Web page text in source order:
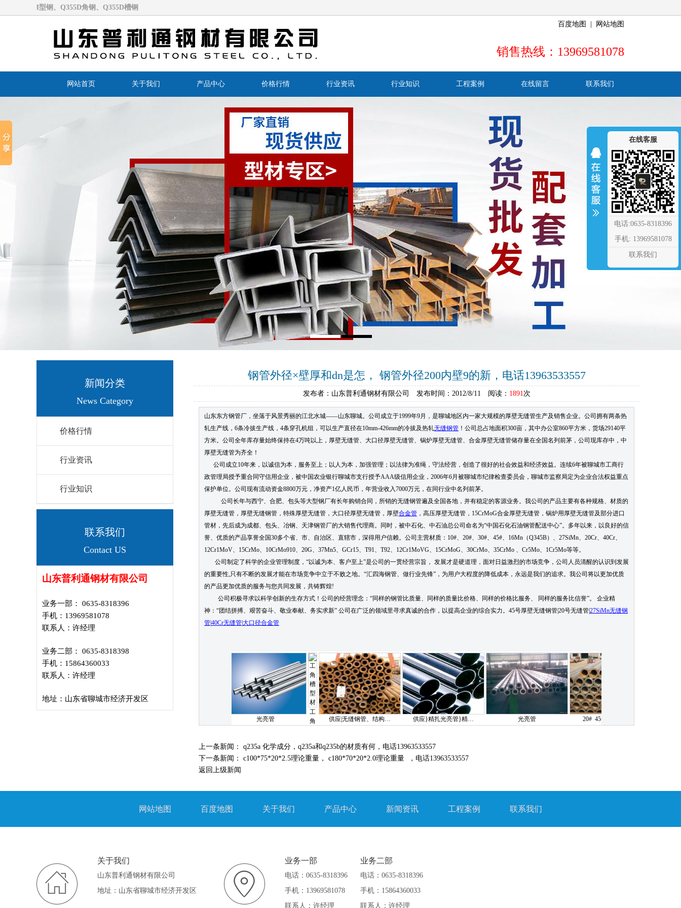
型钢、Q355D角钢、Q355D槽钢
百度地图 网站地图
销售热线：13969581078
网站首页 关于我们 产品中心 价格行情 行业资讯 行业知识 工程案例 在线留言 联系我们
新闻分类
News Category
价格行情
行业资讯
行业知识
联系我们
Contact US
山东普利通钢材有限公司
业务一部： 0635-8318396
手机：13969581078
联系人：许经理
业务二部： 0635-8318398
手机：15864360033
联系人：许经理
地址：山东省聊城市经济开发区
钢管外径×壁厚和dn是怎， 钢管外径200内壁9的新，电话13963533557
发布者：山东普利通钢材有限公司 发布时间：2012/8/11 阅读： 1891次
山东东方钢管厂，坐落于风景秀丽的江北水城——山东聊城。公司成立于1999年9月，是聊城地区内一家大规模的厚壁无缝管生产及销售企业。公司拥有两条热
轧生产线，6条冷拔生产线，4条穿孔机组，可以生产直径在10mm-426mm的冷拔及热轧无缝钢管 ！公司总占地面积300亩，其中办公室860平方米，货场29140平
方米。公司全年库存量始终保持在4万吨以上，厚壁无缝管、大口径厚壁无缝管、锅炉厚壁无缝管、合金厚壁无缝管储存量在全国名列前茅，公司现库存中，中
厚壁无缝管为齐全！
公司成立10年来，以诚信为本，服务至上；以人为本，加强管理；以法律为准绳，守法经营，创造了很好的社会效益和经济效益。连续6年被聊城市工商行
政管理局授予重合同守信用企业，被中国农业银行聊城市支行授予AAA级信用企业，2006年6月被聊城市纪律检查委员会，聊城市监察局定为企业合法权益重点
保护单位。公司现有流动资金8800万元，净资产1亿人民币，年营业收入7000万元，在同行业中名列前茅。
公司长年与西宁、合肥、包头等大型钢厂有长年购销合同，所销的无缝钢管遍及全国各地，并有稳定的客源业务。我公司的产品主要有各种规格、材质的
厚壁无缝管，厚壁无缝钢管，特殊厚壁无缝管，大口径厚壁无缝管，厚壁合金管 ，高压厚壁无缝管，15CrMoG合金厚壁无缝管，锅炉用厚壁无缝管及部分进口
管材，先后成为成都、包头、冶钢、天津钢管厂的大销售代理商。同时，被中石化、中石油总公司命名为“中国石化石油钢管配送中心”。多年以来，以良好的信
誉、优质的产品享誉全国30多个省、市、自治区、直辖市，深得用户信赖。公司主营材质：10#、20#、30#、45#、16Mn（Q345B）、27SiMn、20Cr、40Cr、
12Cr1MoV、15CrMo、10CrMo910、20G、37Mn5、GCr15、T91、T92、12Cr1MoVG、15CrMoG、30CrMo、35CrMo 、Cr5Mo、1Cr5Mo等等。
公司制定了科学的企业管理制度，“以诚为本、客户至上”是公司的一贯经营宗旨， 发展才是硬道理，面对日益激烈的市场竞争，公司人员清醒的认识到发展
的重要性,只有不断的发展才能在市场竞争中立于不败之地。“汇四海钢管、做行业先锋”，为用户大程度的降低成本，永远是我们的追求。我公司将以更加优质
的产品更加优质的服务与您共同发展，共铸辉煌!
公司积极寻求以科学创新的生存方式！公司的经营理念：“同样的钢管比质量、同样的质量比价格、同样的价格比服务、 同样的服务比信誉”。 企业精
神：“团结拼搏、艰苦奋斗、敬业奉献、务实求新” 公司在广泛的领域里寻求真诚的合作，以提高企业的综合实力。45号厚壁无缝钢管|20号无缝管|27SiMn无缝钢
管40Cr无缝管大口径合金管
管
材
供应|无缝钢管、结构… 供应}精扎光亮管}精… 20# 45# Q345B 16…
上一条新闻： q235a 化学成分，q235a和q235b的材质有何，电话13963533557
下一条新闻： c100*75*20*2.5理论重量， c180*70*20*2.0理论重量 ，电话13963533557
返回上级新闻
网站地图 百度地图 关于我们 产品中心 新闻资讯 工程案例 联系我们
关于我们
山东普利通钢材有限公司
地址：山东省聊城市经济开发区
业务一部
电话：0635-8318396
手机：13969581078
联系人：许经理
业务二部
电话：0635-8318396
手机：15864360033
联系人：许经理
在线客服
电话:0635-8318396
手机: 13969581078
联系我们